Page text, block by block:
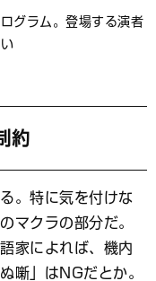
グラム。登場する演者
約
。特に気を付けな
マクラの部分だ。
家によれば、機内
噺」はNGだとか。